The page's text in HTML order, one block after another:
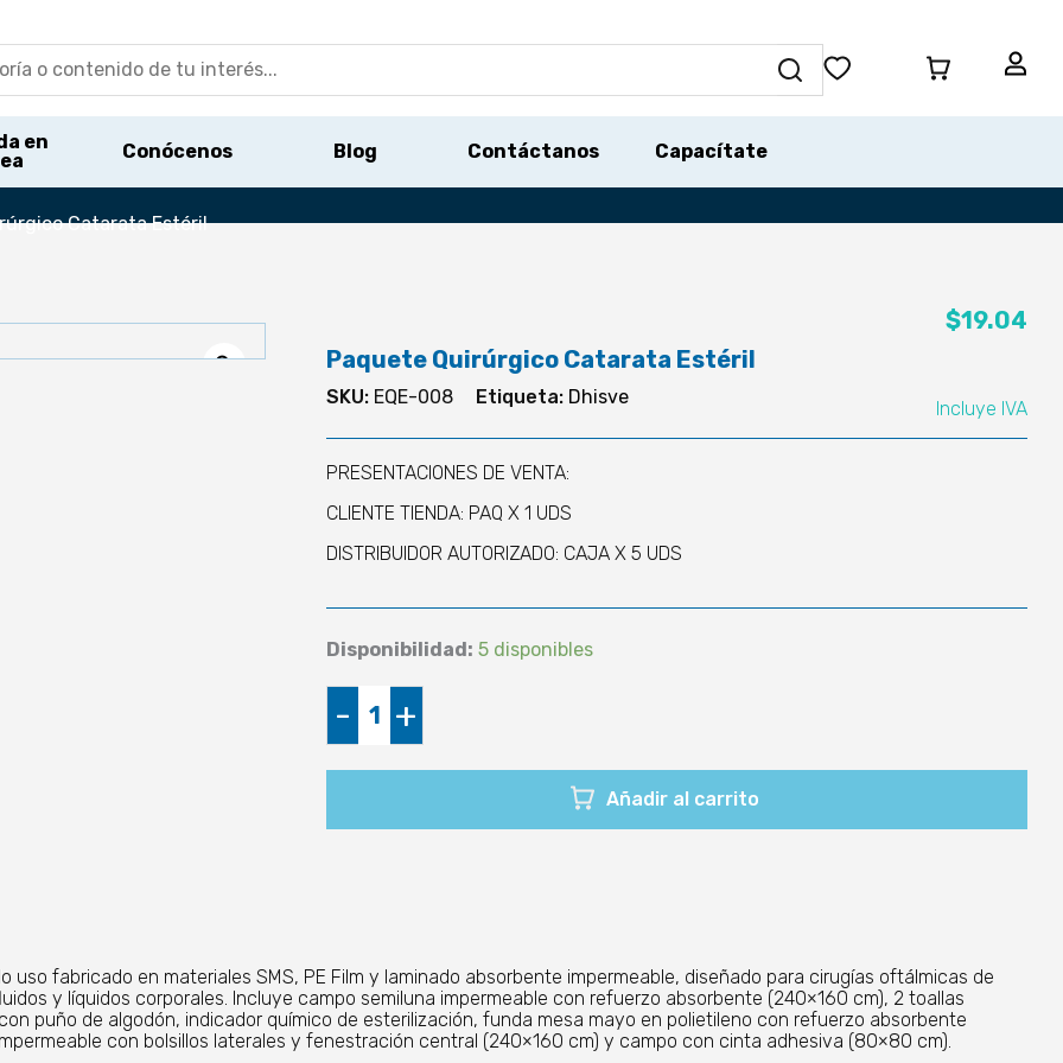
en
Conócenos Blog Contáctanos Capacítate
Catarata Estéril
Paquete Quirúrgico Catarata Estéril
$19.04
Incluye IVA
SKU: EQE-008 Etiqueta: Dhisve
PRESENTACIONES DE VENTA:
CLIENTE TIENDA: PAQ X 1 UDS
DISTRIBUIDOR AUTORIZADO: CAJA X 5 UDS
Disponibilidad: 5 disponibles
-
Paquete
Catarata
+
Añadir al carrito
fabricado en materiales SMS, PE Film y laminado absorbente impermeable, diseñado para cirugías oftálmicas de
y líquidos corporales. Incluye campo semiluna impermeable con refuerzo absorbente (240×160 cm), 2 toallas
puño de algodón, indicador químico de esterilización, funda mesa mayo en polietileno con refuerzo absorbente
con bolsillos laterales y fenestración central (240×160 cm) y campo con cinta adhesiva (80×80 cm).